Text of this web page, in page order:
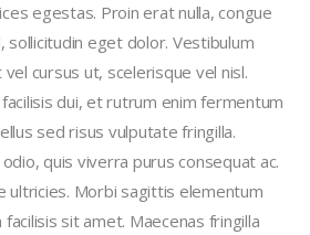
egestas. Proin erat nulla, congue
sollicitudin eget dolor. Vestibulum
cursus ut, scelerisque vel nisl.
dui, et rutrum enim fermentum
sed risus vulputate fringilla.
quis viverra purus consequat ac.
ultricies. Morbi sagittis elementum
sit amet. Maecenas fringilla